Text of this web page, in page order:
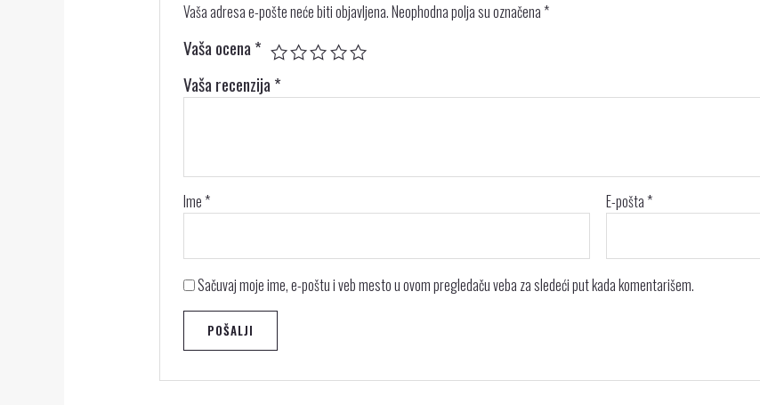
Vaša adresa e-pošte neće biti objavljena.Neophodna polja su označena *
Vaša ocena*
Vaša recenzija*
Ime * E-pošta *
Sačuvaj moje ime, e-poštu i veb mesto u ovom pregledaču veba za sledeći put kada komentarišem.